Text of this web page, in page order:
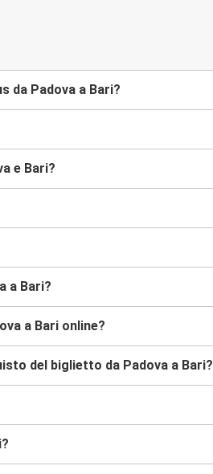
da Padova a Bari?
e Bari?
a Bari?
a Bari online?
del biglietto da Padova a Bari?